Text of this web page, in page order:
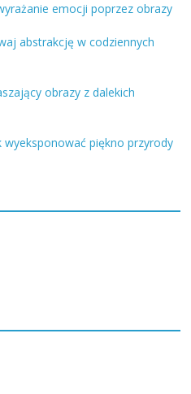
emocji poprzez obrazy
abstrakcję w codziennych
obrazy z dalekich
piękno przyrody